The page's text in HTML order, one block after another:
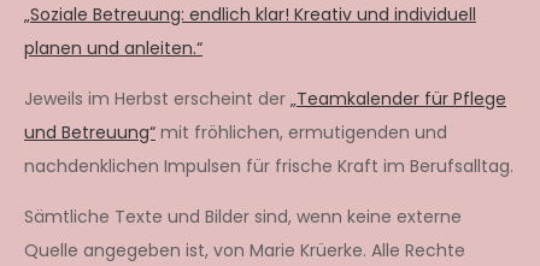
„Soziale Betreuung: endlich klar! Kreativ und individuell
planen und anleiten.“
Jeweils im Herbst erscheint der „Teamkalender für Pflege
und Betreuung“ mit fröhlichen, ermutigenden und
nachdenklichen Impulsen für frische Kraft im Berufsalltag.
Sämtliche Texte und Bilder sind, wenn keine externe
Quelle angegeben ist, von Marie Krüerke. Alle Rechte